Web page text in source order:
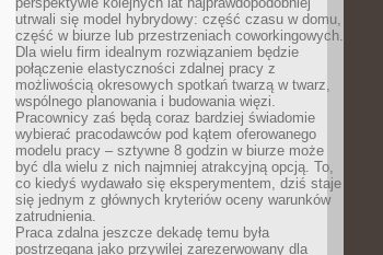
utrwali się model hybrydowy: część czasu w domu,
część w biurze lub przestrzeniach coworkingowych.
Dla wielu firm idealnym rozwiązaniem będzie
połączenie elastyczności zdalnej pracy z
możliwością okresowych spotkań twarzą w twarz,
wspólnego planowania i budowania więzi.
Pracownicy zaś będą coraz bardziej świadomie
wybierać pracodawców pod kątem oferowanego
modelu pracy – sztywne 8 godzin w biurze może
być dla wielu z nich najmniej atrakcyjną opcją. To,
co kiedyś wydawało się eksperymentem, dziś staje
się jednym z głównych kryteriów oceny warunków
zatrudnienia.
Praca zdalna jeszcze dekadę temu była
postrzegana jako przywilej zarezerwowany dla